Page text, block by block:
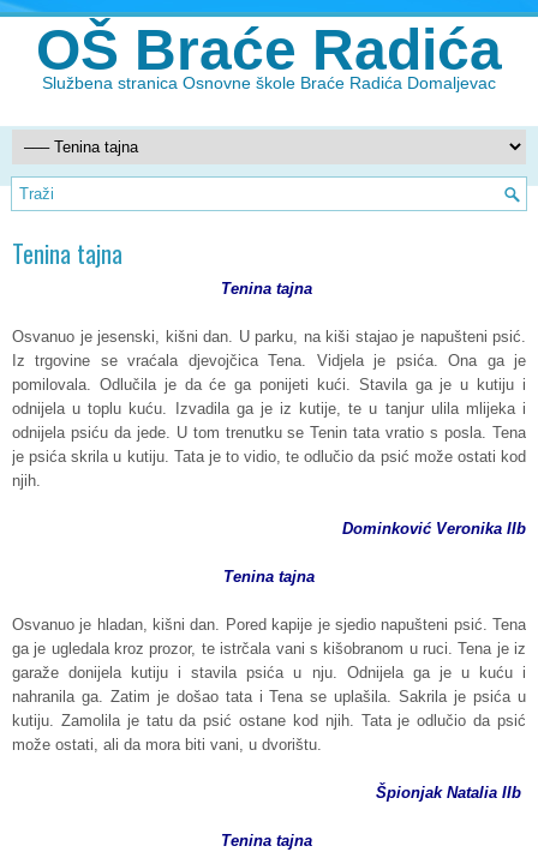
OŠ Braće Radića
Službena stranica Osnovne škole Braće Radića Domaljevac
Tenina tajna
Tenina tajna
Osvanuo je jesenski, kišni dan. U parku, na kiši stajao je napušteni psić.
Iz trgovine se vraćala djevojčica Tena. Vidjela je psića. Ona ga je
pomilovala. Odlučila je da će ga ponijeti kući. Stavila ga je u kutiju i
odnijela u toplu kuću. Izvadila ga je iz kutije, te u tanjur ulila mlijeka i
odnijela psiću da jede. U tom trenutku se Tenin tata vratio s posla. Tena
je psića skrila u kutiju. Tata je to vidio, te odlučio da psić može ostati kod
njih.
Dominković Veronika IIb
Tenina tajna
Osvanuo je hladan, kišni dan. Pored kapije je sjedio napušteni psić. Tena
ga je ugledala kroz prozor, te istrčala vani s kišobranom u ruci. Tena je iz
garaže donijela kutiju i stavila psića u nju. Odnijela ga je u kuću i
nahranila ga. Zatim je došao tata i Tena se uplašila. Sakrila je psića u
kutiju. Zamolila je tatu da psić ostane kod njih. Tata je odlučio da psić
može ostati, ali da mora biti vani, u dvorištu.
Špionjak Natalia IIb
Tenina tajna